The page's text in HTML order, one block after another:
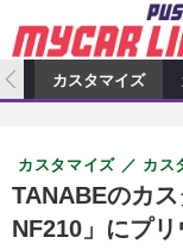
カーオーディオ
プロショップ検
カーオーディオニ
カスタマイズ特
カスタマイズニ
カーグッズ
カーグッズ特集
自動車
カスタマイズ
TANABEのカ
NF210」にプ
カスタマイズ カス